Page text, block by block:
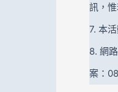
訊，
7. 本
8. 網
案：